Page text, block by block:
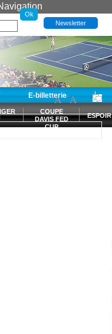
Newsletter
E-billetterie
COUPE
DAVIS FED
CUP
ESPOIR
-A +A